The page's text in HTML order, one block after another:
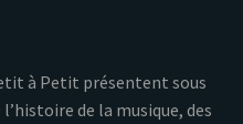
à Petit présentent sous
de la musique, des